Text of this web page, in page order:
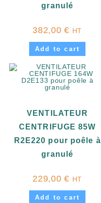
granulé
382,00€ HT
Add to cart
VENTILATEUR
CENTRIFUGE 85W
R2E220 pour poêle à
granulé
229,00€ HT
Add to cart